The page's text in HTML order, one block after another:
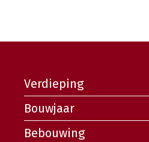
Verdieping
Bouwjaar
Bebouwing